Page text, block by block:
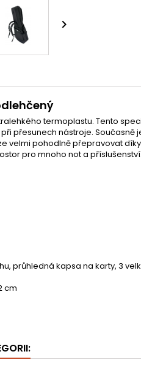

termoplastu. Tento
přesunech nástroje. Současně
velmi pohodlně přepravovat
pro mnoho not a příslušenství.
průhledná kapsa na karty, 3
cm